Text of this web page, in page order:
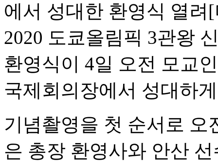
에서 성대한 환영식 열려
2020 도쿄올림픽 3관왕
환영식이 4일 오전 모교
국제회의장에서 성대하
기념촬영을 첫 순서로 오
은 총장 환영사와 안산